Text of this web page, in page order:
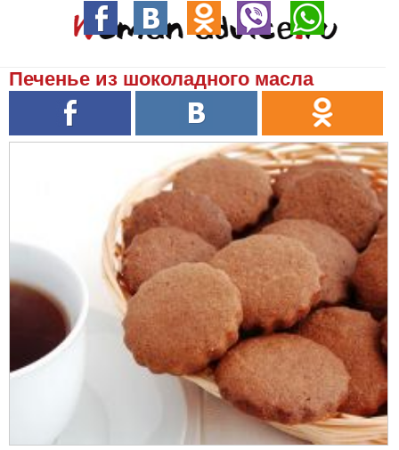
Печенье из шоколадного масла